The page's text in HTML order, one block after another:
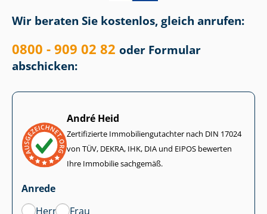
Wir beraten Sie kostenlos, gleich anrufen:
0800 - 909 02 82 oder Formular
abschicken:
André Heid
Zertifizierte Im­mo­bi­li­en­gut­ach­ter nach DIN 17024
von TÜV, DEKRA, IHK, DIA und EIPOS bewerten
Ihre Immobilie sachgemäß.
Anrede
Herr
Frau